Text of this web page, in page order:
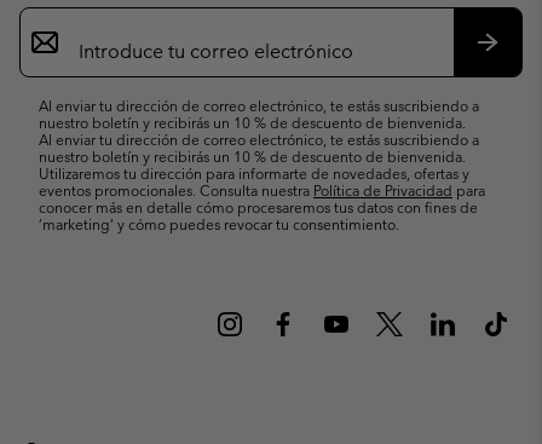
Suscripción
de
correo
Al enviar tu dirección de correo electrónico, te estás suscribiendo a
nuestro boletín y recibirás un 10 % de descuento de bienvenida.
Al enviar tu dirección de correo electrónico, te estás suscribiendo a
nuestro boletín y recibirás un 10 % de descuento de bienvenida.
Utilizaremos tu dirección para informarte de novedades, ofertas y
eventos promocionales. Consulta nuestra Política de Privacidad para
conocer más en detalle cómo procesaremos tus datos con fines de
’marketing’ y cómo puedes revocar tu consentimiento.